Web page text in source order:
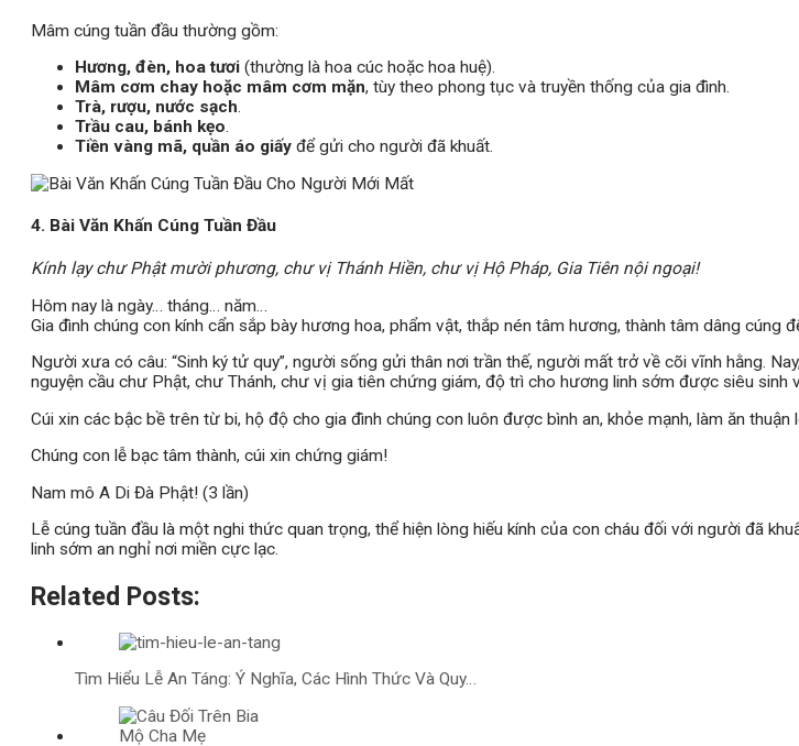
Mâm cúng tuần đầu thường gồm:
Hương, đèn, hoa tươi (thường là hoa cúc hoặc hoa huệ).
Mâm cơm chay hoặc mâm cơm mặn, tùy theo phong tục và truyền thống của gia đình.
Trà, rượu, nước sạch.
Trầu cau, bánh kẹo.
Tiền vàng mã, quần áo giấy để gửi cho người đã khuất.
4. Bài Văn Khấn Cúng Tuần Đầu
Kính lạy chư Phật mười phương, chư vị Thánh Hiền, chư vị Hộ Pháp, Gia Tiên nội ngoại!
Hôm nay là ngày… tháng… năm…
Gia đình chúng con kính cẩn sắp bày hương hoa, phẩm vật, thắp nén tâm hương, thành tâm dâng cúng
Người xưa có câu: “Sinh ký tử quy”, người sống gửi thân nơi trần thế, người mất trở về cõi vĩnh hằng.
nguyện cầu chư Phật, chư Thánh, chư vị gia tiên chứng giám, độ trì cho hương linh sớm được siêu sinh
Cúi xin các bậc bề trên từ bi, hộ độ cho gia đình chúng con luôn được bình an, khỏe mạnh, làm ăn thuận
Chúng con lễ bạc tâm thành, cúi xin chứng giám!
Nam mô A Di Đà Phật! (3 lần)
Lễ cúng tuần đầu là một nghi thức quan trọng, thể hiện lòng hiếu kính của con cháu đối với người đã
linh sớm an nghỉ nơi miền cực lạc.
Related Posts:
Tìm Hiểu Lễ An Táng: Ý Nghĩa, Các Hình Thức Và Quy…